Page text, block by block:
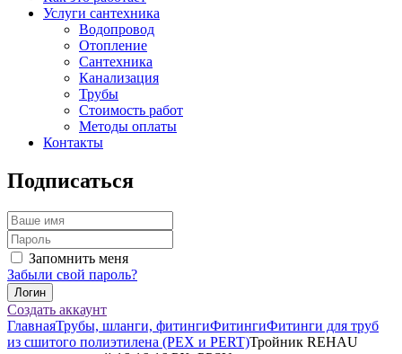
Услуги сантехника
Водопровод
Отопление
Сантехника
Канализация
Трубы
Стоимость работ
Методы оплаты
Контакты
Подписаться
Запомнить меня
Забыли свой пароль?
Создать аккаунт
ГлавнаяТрубы, шланги, фитингиФитингиФитинги для труб
из сшитого полиэтилена (PEX и PERT)Тройник REHAU